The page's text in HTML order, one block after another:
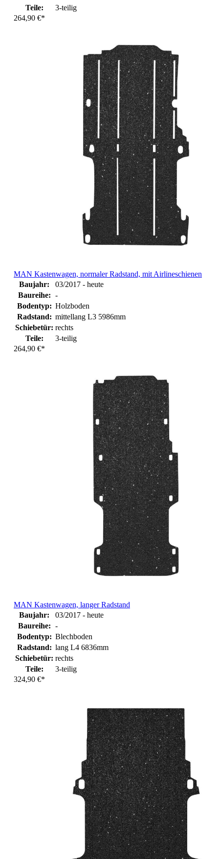
Teile:
3-teilig
264,90 €*
MAN Kastenwagen, normaler Radstand, mit Airlineschienen
Baujahr:
03/2017 - heute
Baureihe: -
Bodentyp: Holzboden
Radstand: mittellang L3 5986mm
Schiebetür: rechts
Teile:
3-teilig
264,90 €*
MAN Kastenwagen, langer Radstand
Baujahr:
03/2017 - heute
Baureihe: -
Bodentyp: Blechboden
Radstand: lang L4 6836mm
Schiebetür: rechts
Teile:
3-teilig
324,90 €*